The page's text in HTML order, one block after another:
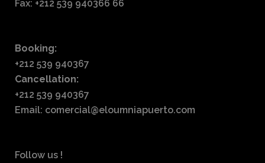
Fax: +212 539 940366 66
Booking:
+212 539 940367
Cancellation:
+212 539 940367
Email: comercial@eloumniapuerto.com
Follow us !